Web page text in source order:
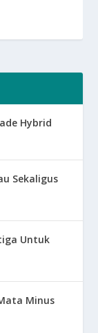
Hybrid
Sekaligus
Untuk
Minus